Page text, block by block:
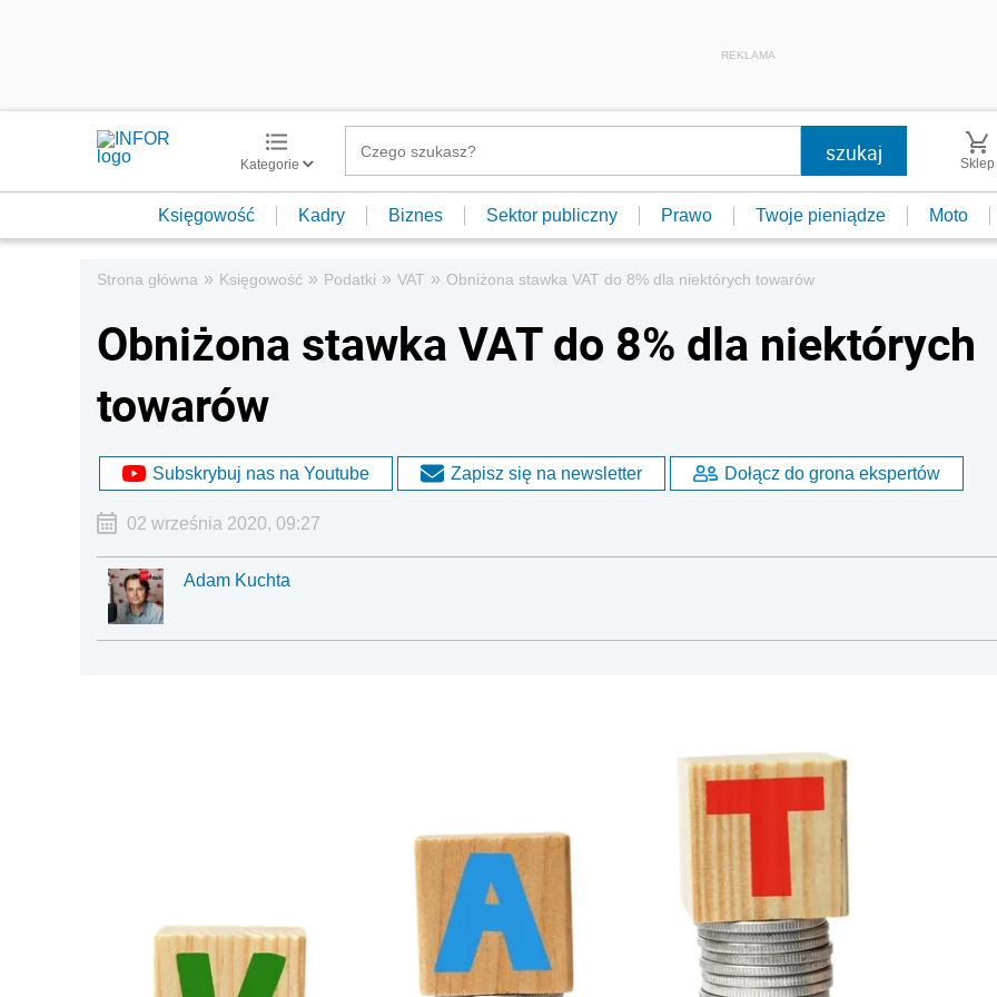
REKLAMA
Kategorie Sklep
Księgowość Kadry Biznes Sektor publiczny Prawo Twoje pieniądze Moto
Strona główna » Księgowość » Podatki » VAT » Obniżona stawka VAT do 8% dla niektórych towarów
Obniżona stawka VAT do 8% dla niektórych
towarów
Subskrybuj nas na Youtube Zapisz się na newsletter Dołącz do grona ekspertów
02 września 2020, 09:27
Adam Kuchta